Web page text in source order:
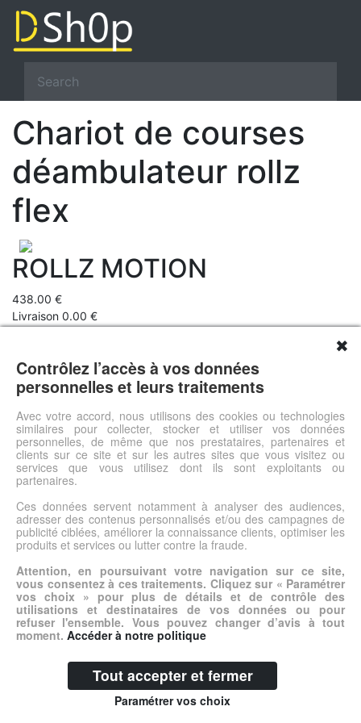
Chariot de courses
déambulateur rollz
flex
ROLLZ MOTION
438.00 €
Livraison 0.00 €
Doubles fonctions : chariot de courses et déambulateur.
Hauteur des poignées réglables (3 positions). Design élégant
aux finitions soignées. Pliable et peu encombrant. Couleur : bleu
ou violet. Système de freinage "petits" ou "grands" freins.
Capacité du sac: 25 L.
Voir l'offre
© DSh0p 2026 -Accueil-Mentions légales
✖
Contrôlez l’accès à vos données
personnelles et leurs traitements
Avec votre accord, nous utilisons des cookies ou technologies
similaires pour collecter, stocker et utiliser vos données
personnelles, de même que nos prestataires, partenaires et
clients sur ce site et sur les autres sites que vous visitez ou
services que vous utilisez dont ils sont exploitants ou
partenaires.
Ces données servent notamment à analyser des audiences,
adresser des contenus personnalisés et/ou des campagnes de
publicité ciblées, améliorer la connaissance clients, optimiser les
produits et services ou lutter contre la fraude.
Attention, en poursuivant votre navigation sur ce site,
vous consentez à ces traitements. Cliquez sur « Paramétrer
vos choix » pour plus de détails et de contrôle des
utilisations et destinataires de vos données ou pour
refuser l'ensemble. Vous pouvez changer d’avis à tout
moment. Accéder à notre politique
Tout accepter et fermer
Paramétrer vos choix